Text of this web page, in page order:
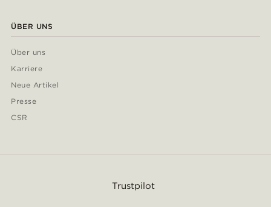
ÜBER UNS
Über uns
Karriere
Neue Artikel
Presse
CSR
Trustpilot